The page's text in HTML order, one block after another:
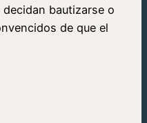
bautizarse o
de que el